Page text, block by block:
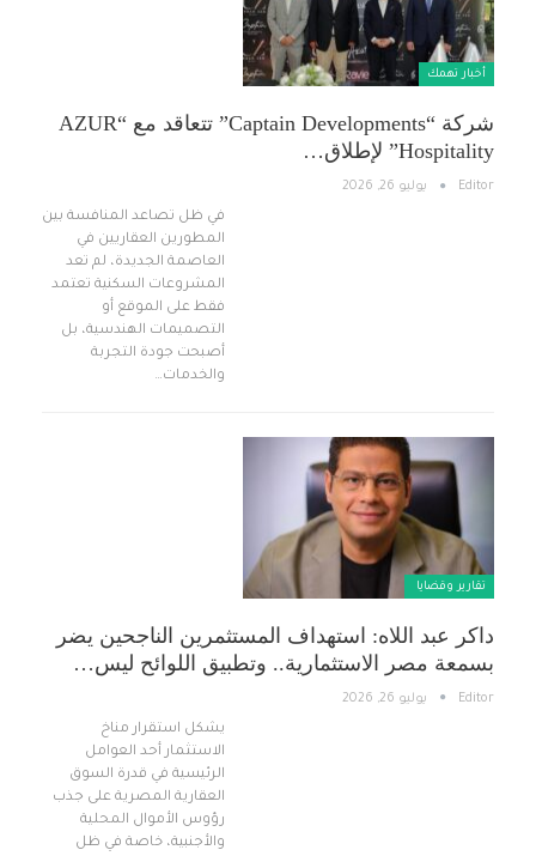
أخبار تهمك
شركة “Captain Developments” تتعاقد مع “AZUR
Hospitality” لإطلاق…
Editor يوليو 26, 2026
في ظل تصاعد المنافسة بين
المطورين العقاريين في
العاصمة الجديدة، لم تعد
المشروعات السكنية تعتمد
فقط على الموقع أو
التصميمات الهندسية، بل
أصبحت جودة التجربة
والخدمات…
تقارير وقضايا ​
داكر عبد اللاه: استهداف المستثمرين الناجحين يضر
بسمعة مصر الاستثمارية.. وتطبيق اللوائح ليس…
Editor يوليو 26, 2026
يشكل استقرار مناخ
الاستثمار أحد العوامل
الرئيسية في قدرة السوق
العقارية المصرية على جذب
رؤوس الأموال المحلية
والأجنبية، خاصة في ظل